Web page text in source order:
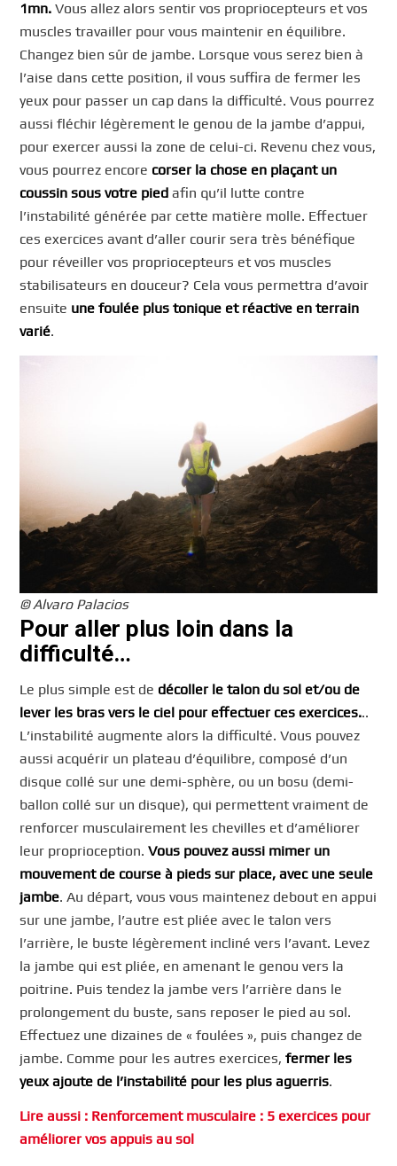
1mn. Vous allez alors sentir vos propriocepteurs et vos
muscles travailler pour vous maintenir en équilibre.
Changez bien sûr de jambe. Lorsque vous serez bien à
l’aise dans cette position, il vous suffira de fermer les
yeux pour passer un cap dans la difficulté. Vous pourrez
aussi fléchir légèrement le genou de la jambe d’appui,
pour exercer aussi la zone de celui-ci. Revenu chez vous,
vous pourrez encore corser la chose en plaçant un
coussin sous votre pied afin qu’il lutte contre
l’instabilité générée par cette matière molle. Effectuer
ces exercices avant d’aller courir sera très bénéfique
pour réveiller vos propriocepteurs et vos muscles
stabilisateurs en douceur? Cela vous permettra d’avoir
ensuite une foulée plus tonique et réactive en terrain
varié.
© Alvaro Palacios
Pour aller plus loin dans la
difficulté…
Le plus simple est de décoller le talon du sol et/ou de
lever les bras vers le ciel pour effectuer ces exercices...
L’instabilité augmente alors la difficulté. Vous pouvez
aussi acquérir un plateau d’équilibre, composé d’un
disque collé sur une demi-sphère, ou un bosu (demi-
ballon collé sur un disque), qui permettent vraiment de
renforcer musculairement les chevilles et d’améliorer
leur proprioception.Vous pouvez aussi mimer un
mouvement de course à pieds sur place, avec une seule
jambe. Au départ, vous vous maintenez debout en appui
sur une jambe, l’autre est pliée avec le talon vers
l’arrière, le buste légèrement incliné vers l’avant. Levez
la jambe qui est pliée, en amenant le genou vers la
poitrine. Puis tendez la jambe vers l’arrière dans le
prolongement du buste, sans reposer le pied au sol.
Effectuez une dizaines de « foulées », puis changez de
jambe. Comme pour les autres exercices,fermer les
yeux ajoute de l’instabilité pour les plus aguerris.
Lire aussi : Renforcement musculaire : 5 exercices pour
améliorer vos appuis au sol